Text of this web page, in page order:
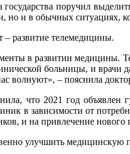
государства поручил
но и в обычных ситуациях,
развитие телемедицины.
в развитии медицины.
больницы, и
волнуют», – пояснила
что 2021 год объявлен
в зависимости от
и на привлечение нового
улучшить